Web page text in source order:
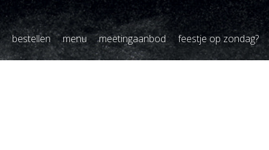
bestellen menu meetingaanbod feestje op zondag?